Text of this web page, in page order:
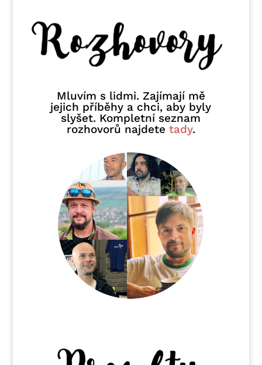
Mluvím s lidmi. Zajímají mě
jejich příběhy a chci, aby byly
slyšet. Kompletní seznam
rozhovorů najdete tady.